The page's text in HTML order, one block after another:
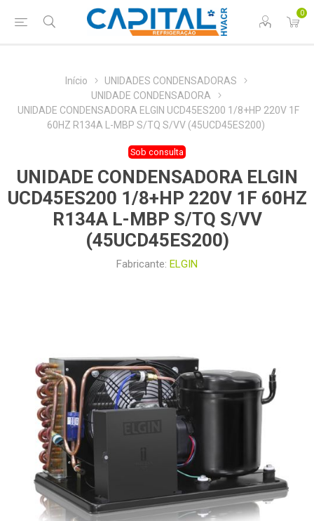
0
Início
UNIDADES CONDENSADORAS
UNIDADE CONDENSADORA
UNIDADE CONDENSADORA ELGIN UCD45ES200 1/8+HP 220V 1F
60HZ R134A L-MBP S/TQ S/VV (45UCD45ES200)
Sob consulta
UNIDADE CONDENSADORA ELGIN
UCD45ES200 1/8+HP 220V 1F 60HZ
R134A L-MBP S/TQ S/VV
(45UCD45ES200)
Fabricante: ELGIN